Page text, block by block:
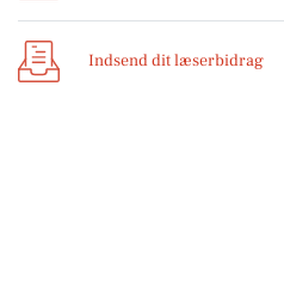
Indsend dit læserbidrag